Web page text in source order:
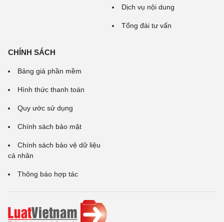
Dịch vụ nội dung
Tổng đài tư vấn
CHÍNH SÁCH
Bảng giá phần mềm
Hình thức thanh toán
Quy ước sử dụng
Chính sách bảo mật
Chính sách bảo vệ dữ liệu
cá nhân
Thông báo hợp tác